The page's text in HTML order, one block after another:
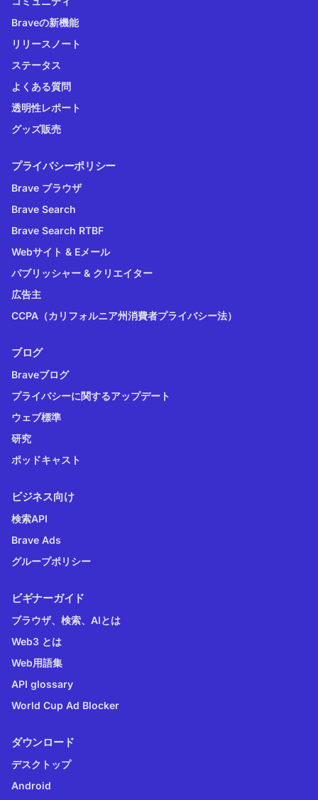
Braveの新機能
リリースノート
ステータス
よくある質問
透明性レポート
グッズ販売
プライバシーポリシー
Brave ブラウザ
Brave Search
Brave Search RTBF
Webサイト & Eメール
パブリッシャー & クリエイター
広告主
CCPA（カリフォルニア州消費者プライバシー法）
ブログ
Braveブログ
プライバシーに関するアップデート
ウェブ標準
研究
ポッドキャスト
ビジネス向け
検索API
Brave Ads
グループポリシー
ビギナーガイド
ブラウザ、検索、AIとは
Web3 とは
Web用語集
API glossary
World Cup Ad Blocker
ダウンロード
デスクトップ
Android